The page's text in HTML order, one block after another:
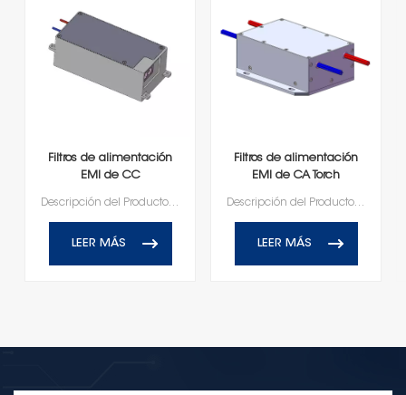
Filtros de alimentación
EMI de CC
HD1D100020R0T(A)-XY02
Descripción del ProductoFiltros de alimentación EMI personalizados y componentes relacionados.
LEER MÁS
Filtros de alimentación
EMI de CA Torch
DC1500/AC1500
Descripción del ProductoFiltros de alimentación EMI personalizados y componentes relacionados.
LEER MÁS